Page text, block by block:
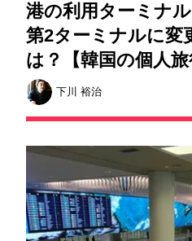
港の利用ターミナ
第2ターミナルに変
は？【韓国の個人旅
下川 裕治